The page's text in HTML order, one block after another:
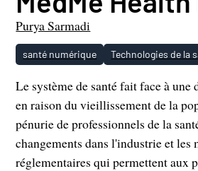
Purya Sarmadi
santé numérique Technologies de la
Le système de santé fait face à une
en raison du vieillissement de la
pénurie de professionnels de la
changements dans l'industrie et les
réglementaires qui permettent aux